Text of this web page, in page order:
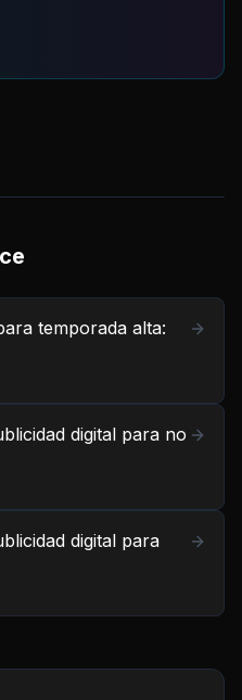
temporada alta:
digital para no
digital para